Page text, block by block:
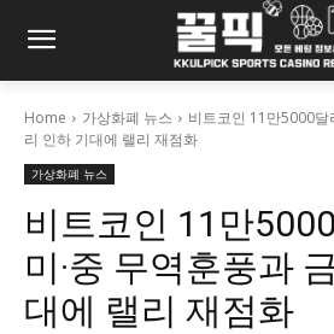
Home 가상화폐 뉴스
비트코인 11만5000달
리 인하 기대에 랠리 재점화
가상화폐 뉴스
비트코인 11만
미·중 무역훈풍과
대에 랠리 재점화